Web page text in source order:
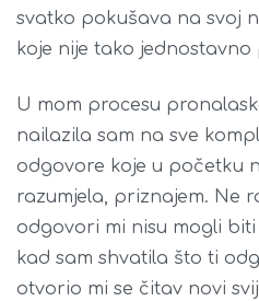
svatko pokušava na svoj
koje nije tako jednostavno
U mom procesu
nailazila sam na sve
odgovore koje u početku
razumjela, priznajem. Ne
odgovori mi nisu mogli
kad sam shvatila što ti
otvorio mi se čitav novi